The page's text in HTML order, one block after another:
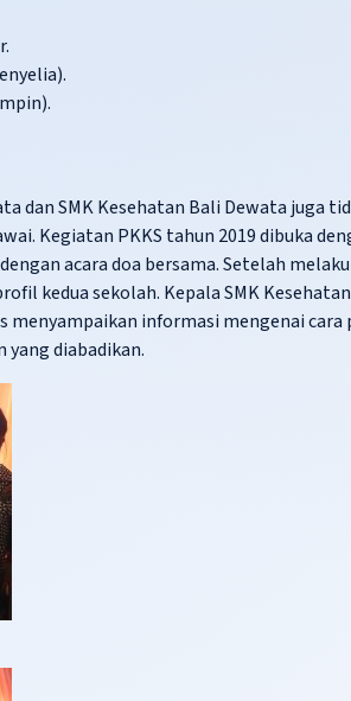
dan SMK Kesehatan Bali Dewata juga
Kegiatan PKKS tahun 2019 dibuka
acara doa bersama. Setelah
kedua sekolah. Kepala SMK
informasi mengenai cara
diabadikan.